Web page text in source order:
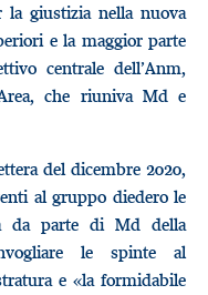
giustizia nella nuova
e la maggior parte
centrale dell’Anm,
che riuniva Md e
del dicembre 2020,
al gruppo diedero le
da parte di Md della
le spinte al
e «la formidabile